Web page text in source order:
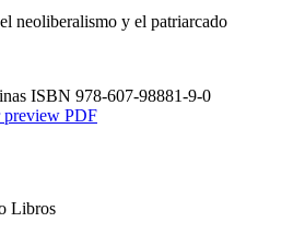
neoliberalismo y el patriarcado
ISBN 978-607-98881-9-0
preview PDF
Libros